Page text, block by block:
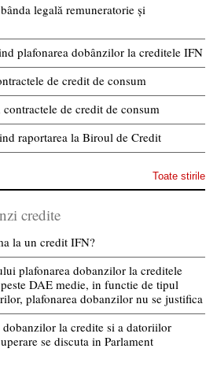
legală remuneratorie și
plafonarea dobânzilor la creditele IFN
de credit de consum
de credit de consum
raportarea la Biroul de Credit
Toate stirile
credite
la un credit IFN?
plafonarea dobanzilor la creditele
DAE medie, in functie de tipul
plafonarea dobanzilor nu se justifica
la credite si a datoriilor
se discuta in Parlament